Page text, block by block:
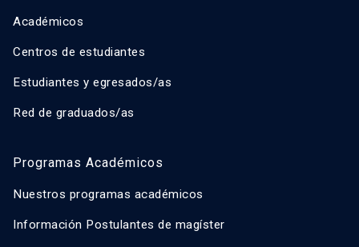
Académicos
Centros de estudiantes
Estudiantes y egresados/as
Red de graduados/as
Programas Académicos
Nuestros programas académicos
Información Postulantes de magíster